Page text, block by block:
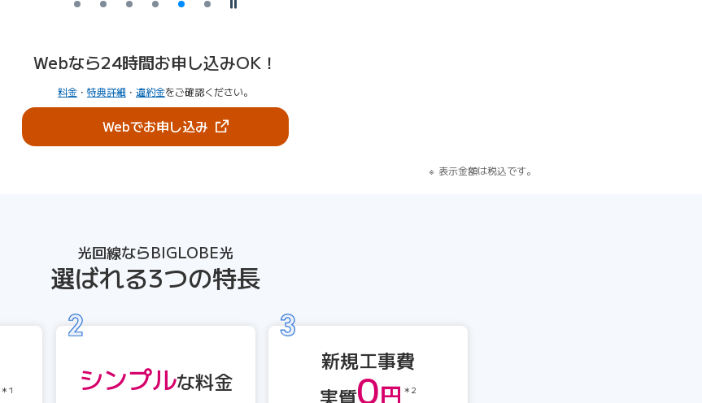
停止
Webなら24時間お申し込みOK！
料金 ・ 特典詳細 ・ 違約金をご確認ください。
Webでお申し込み（新しいタブで開きます）
表示金額は税込です。
光回線ならBIGLOBE光
選ばれる3つの特長
＊1 シンプルな料金
新規工事費
実質0円 ＊2